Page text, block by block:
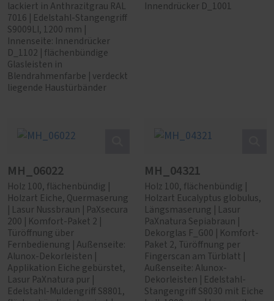
lackiert in Anthrazitgrau RAL
7016 | Edelstahl-Stangengriff
S9009LI, 1200 mm |
Innenseite: Innendrücker
D_1102 | flächenbündige
Glasleisten in
Blendrahmenfarbe | verdeckt
liegende Haustürbänder
Innendrücker D_1001
MH_06022
Holz 100, flächenbündig |
Holzart Eiche, Quermaserung
| Lasur Nussbraun | PaXsecura
200 | Komfort-Paket 2 |
Türöffnung über
Fernbedienung | Außenseite:
Alunox-Dekorleisten |
Applikation Eiche gebürstet,
Lasur PaXnatura pur |
Edelstahl-Muldengriff S8801,
MH_04321
Holz 100, flächenbündig |
Holzart Eucalyptus globulus,
Längsmaserung | Lasur
PaXnatura Sepiabraun |
Dekorglas F_G00 | Komfort-
Paket 2, Türöffnung per
Fingerscan am Türblatt |
Außenseite: Alunox-
Dekorleisten | Edelstahl-
Stangengriff S8030 mit Eiche